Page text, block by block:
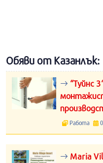
Обяви от Казанлък:
“Туйнс
Работа
Maria